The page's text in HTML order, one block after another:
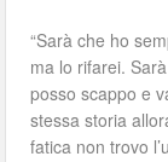
“Sarà che ho
ma lo rifarei.
posso scappo e
stessa storia
fatica non trovo